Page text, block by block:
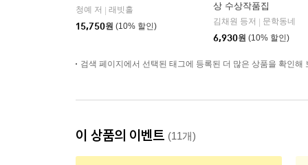
청예 저
래빗홀
15,750원 (10% 할인)
상 수상작품집
김채원 등저
문학동네
6,930원 (10% 할인)
검색 페이지에서 선택된 태그에 등록된 더 많은 상품을 확인해
이 상품의 이벤트 (11개)